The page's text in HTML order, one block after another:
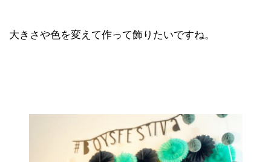
大きさや色を変えて作って飾りたいですね。